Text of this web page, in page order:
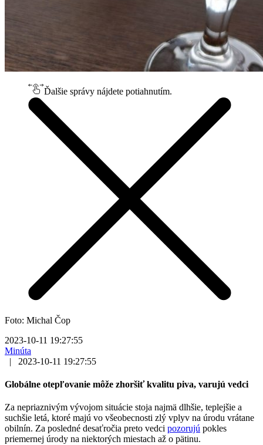
Ďalšie správy nájdete potiahnutím.
Foto: Michal Čop
2023-10-11 19:27:55
Minúta
|
2023-10-11 19:27:55
Globálne otepľovanie môže zhoršiť kvalitu piva, varujú vedci
Za nepriaznivým vývojom situácie stoja najmä dlhšie, teplejšie a
suchšie letá, ktoré majú vo všeobecnosti zlý vplyv na úrodu vrátane
obilnín. Za posledné desaťročia preto vedci pozorujú pokles
priemernej úrody na niektorých miestach až o pätinu.